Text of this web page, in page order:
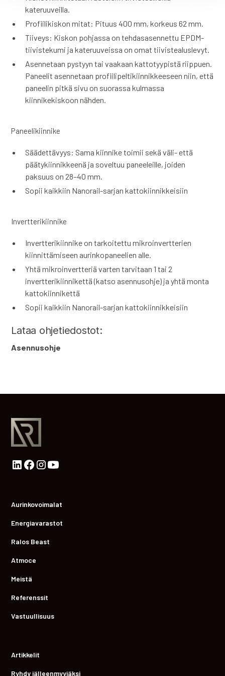
kateruuveilla.
Profiilikiskon mitat: Pituus 400 mm, korkeus 62 mm.
Tiiveys: Kiskon pohjassa on tehdasasennettu EPDM-
tiivistekumi ja kateruuveissa on omat tiivistealuslevyt.
Asennetaan pystyyn tai vaakaan kattotyypistä riippuen.
Paneelit asennetaan profiilipeltikiinnikkeeseen niin, että
paneelin pitkä sivu on suorassa kulmassa
kiinnikekiskoon nähden.
Paneelikiinnike
Säädettävyys: Sama kiinnike toimii sekä väli- että
päätykiinnikkeenä ja soveltuu paneeleille, joiden
paksuus on 28–40 mm.
Sopii kaikkiin Nanorail-sarjan kattokiinnikkeisiin
Invertterikiinnike
Invertterikiinnike on tarkoitettu mikroinvertterien
kiinnittämiseen aurinkopaneelien alle.
Yhtä mikroinvertteriä varten tarvitaan 1 tai 2
invertterikiinnikettä (katso asennusohje) ja yhtä monta
kattokiinnikettä
Sopii kaikkiin Nanorail-sarjan kattokiinnikkeisiin
Lataa ohjetiedostot:
Asennusohje
Aurinkovoimalat
Energiavarastot
Ralos Beast
Atmoce
Meistä
Referenssit
Vastuullisuus
Artikkelit
Ryhdy jälleenmyyjäksi